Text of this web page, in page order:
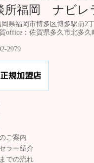
所福岡 ナビレ
県福岡市博多区博多駅前2
office：佐賀県多久市北多久
2979
ご案内
ラー紹介
での流れ